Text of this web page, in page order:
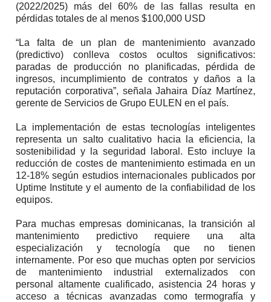
(2022/2025) más del 60% de las fallas resulta en
pérdidas totales de al menos $100,000 USD
“La falta de un plan de mantenimiento avanzado
(predictivo) conlleva costos ocultos significativos:
paradas de producción no planificadas, pérdida de
ingresos, incumplimiento de contratos y daños a la
reputación corporativa”, señala Jahaira Díaz Martínez,
gerente de Servicios de Grupo EULEN en el país.
La implementación de estas tecnologías inteligentes
representa un salto cualitativo hacia la eficiencia, la
sostenibilidad y la seguridad laboral. Esto incluye la
reducción de costes de mantenimiento estimada en un
12-18% según estudios internacionales publicados por
Uptime Institute y el aumento de la confiabilidad de los
equipos.
Para muchas empresas dominicanas, la transición al
mantenimiento predictivo requiere una alta
especialización y tecnología que no tienen
internamente. Por eso que muchas opten por servicios
de mantenimiento industrial externalizados con
personal altamente cualificado, asistencia 24 horas y
acceso a técnicas avanzadas como termografía y